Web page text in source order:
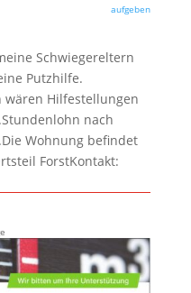
aufgeben
Schwiegereltern
Putzhilfe.
wären Hilfestellungen
nach
Wohnung befindet
ForstKontakt: